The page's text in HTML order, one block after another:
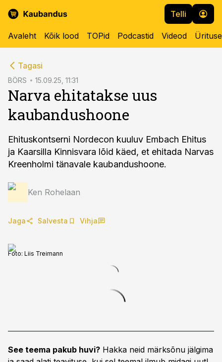
Telli
Avaleht Kõik lood TOPid Podcastid Videod
Tagasi
BÖRS 15.09.25, 11:31
Narva ehitatakse uus
kaubandushoone
Ehituskontserni Nordecon kuuluv Embach Ehitus
ja Kaarsilla Kinnisvara lõid käed, et ehitada Narvas
Kreenholmi tänavale kaubandushoone.
Ken Rohelaan
Jaga Salvesta Vihja
Foto: Liis Treimann
See teema pakub huvi? Hakka neid märksõnu jälgima